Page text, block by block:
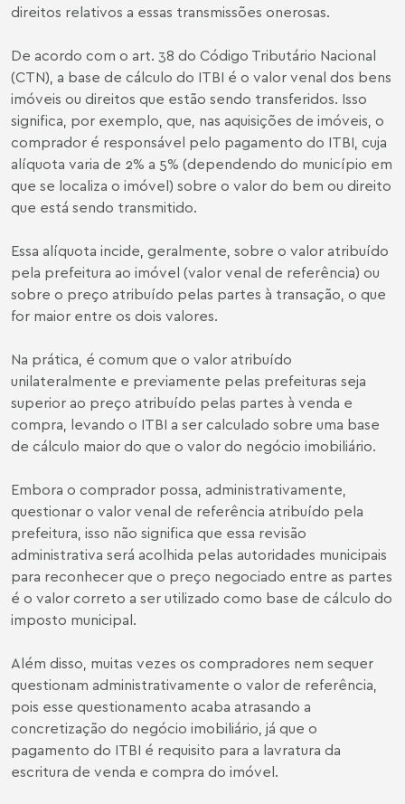
direitos relativos a essas transmissões onerosas.
De acordo com o art. 38 do Código Tributário Nacional
(CTN), a base de cálculo do ITBI é o valor venal dos bens
imóveis ou direitos que estão sendo transferidos. Isso
significa, por exemplo, que, nas aquisições de imóveis, o
comprador é responsável pelo pagamento do ITBI, cuja
alíquota varia de 2% a 5% (dependendo do município em
que se localiza o imóvel) sobre o valor do bem ou direito
que está sendo transmitido.
Essa alíquota incide, geralmente, sobre o valor atribuído
pela prefeitura ao imóvel (valor venal de referência) ou
sobre o preço atribuído pelas partes à transação, o que
for maior entre os dois valores.
Na prática, é comum que o valor atribuído
unilateralmente e previamente pelas prefeituras seja
superior ao preço atribuído pelas partes à venda e
compra, levando o ITBI a ser calculado sobre uma base
de cálculo maior do que o valor do negócio imobiliário.
Embora o comprador possa, administrativamente,
questionar o valor venal de referência atribuído pela
prefeitura, isso não significa que essa revisão
administrativa será acolhida pelas autoridades municipais
para reconhecer que o preço negociado entre as partes
é o valor correto a ser utilizado como base de cálculo do
imposto municipal.
Além disso, muitas vezes os compradores nem sequer
questionam administrativamente o valor de referência,
pois esse questionamento acaba atrasando a
concretização do negócio imobiliário, já que o
pagamento do ITBI é requisito para a lavratura da
escritura de venda e compra do imóvel.